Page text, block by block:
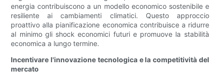
energia contribuiscono a un modello economico sostenibile e
resiliente ai cambiamenti climatici. Questo approccio
proattivo alla pianificazione economica contribuisce a ridurre
al minimo gli shock economici futuri e promuove la stabilità
economica a lungo termine.
Incentivare l'innovazione tecnologica e la competitività del
mercato